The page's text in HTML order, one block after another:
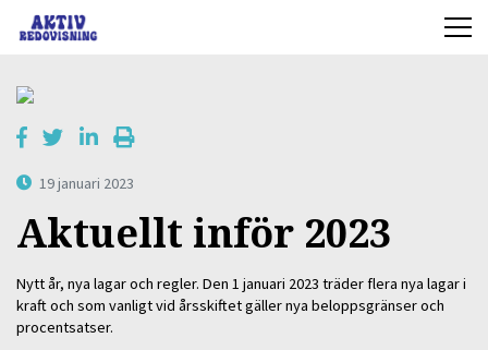
19 januari 2023
Aktuellt inför 2023
Nytt år, nya lagar och regler. Den 1 januari 2023 träder flera nya lagar i
kraft och som vanligt vid årsskiftet gäller nya beloppsgränser och
procentsatser.